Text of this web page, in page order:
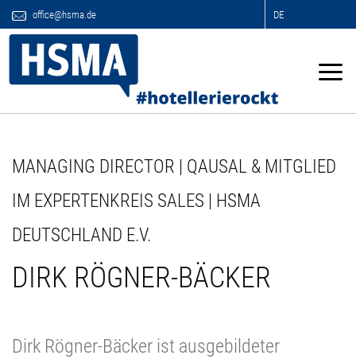
office@hsma.de DE
MANAGING DIRECTOR | QAUSAL & MITGLIED
IM EXPERTENKREIS SALES | HSMA
DEUTSCHLAND E.V.
DIRK RÖGNER-BÄCKER
Dirk Rögner-Bäcker ist ausgebildeter